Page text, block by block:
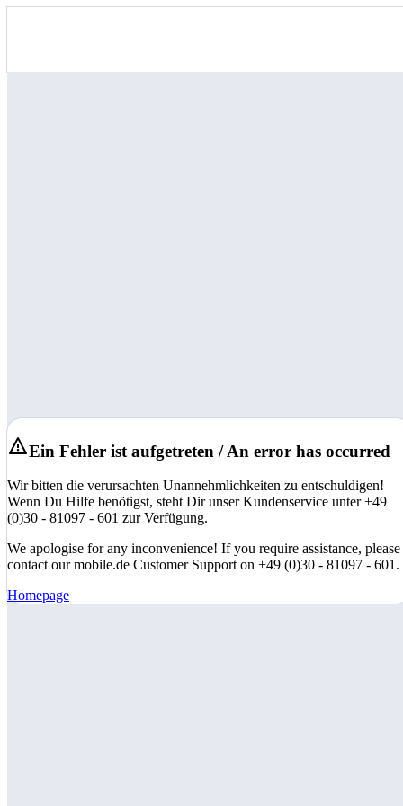
Ein Fehler ist aufgetreten / An error has occurred
Wir bitten die verursachten Unannehmlichkeiten zu entschuldigen!
Wenn Du Hilfe benötigst, steht Dir unser Kundenservice unter +49
(0)30 - 81097 - 601 zur Verfügung.
We apologise for any inconvenience! If you require assistance, please
contact our mobile.de Customer Support on +49 (0)30 - 81097 - 601.
Homepage